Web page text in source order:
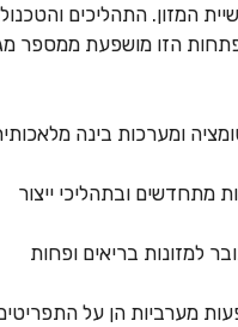
המזון. התהליכים
הזו מושפעת ממספר
ומערכות בינה
מתחדשים ובתהליכי ייצור
למזונות בריאים ופחות
מערביות הן על